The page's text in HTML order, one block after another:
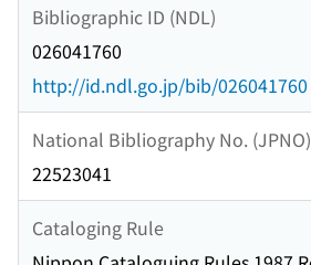
Bibliographic ID (NDL)
026041760
http://id.ndl.go.jp/bib/026041760
National Bibliography No. (JPNO)
22523041
Cataloging Rule